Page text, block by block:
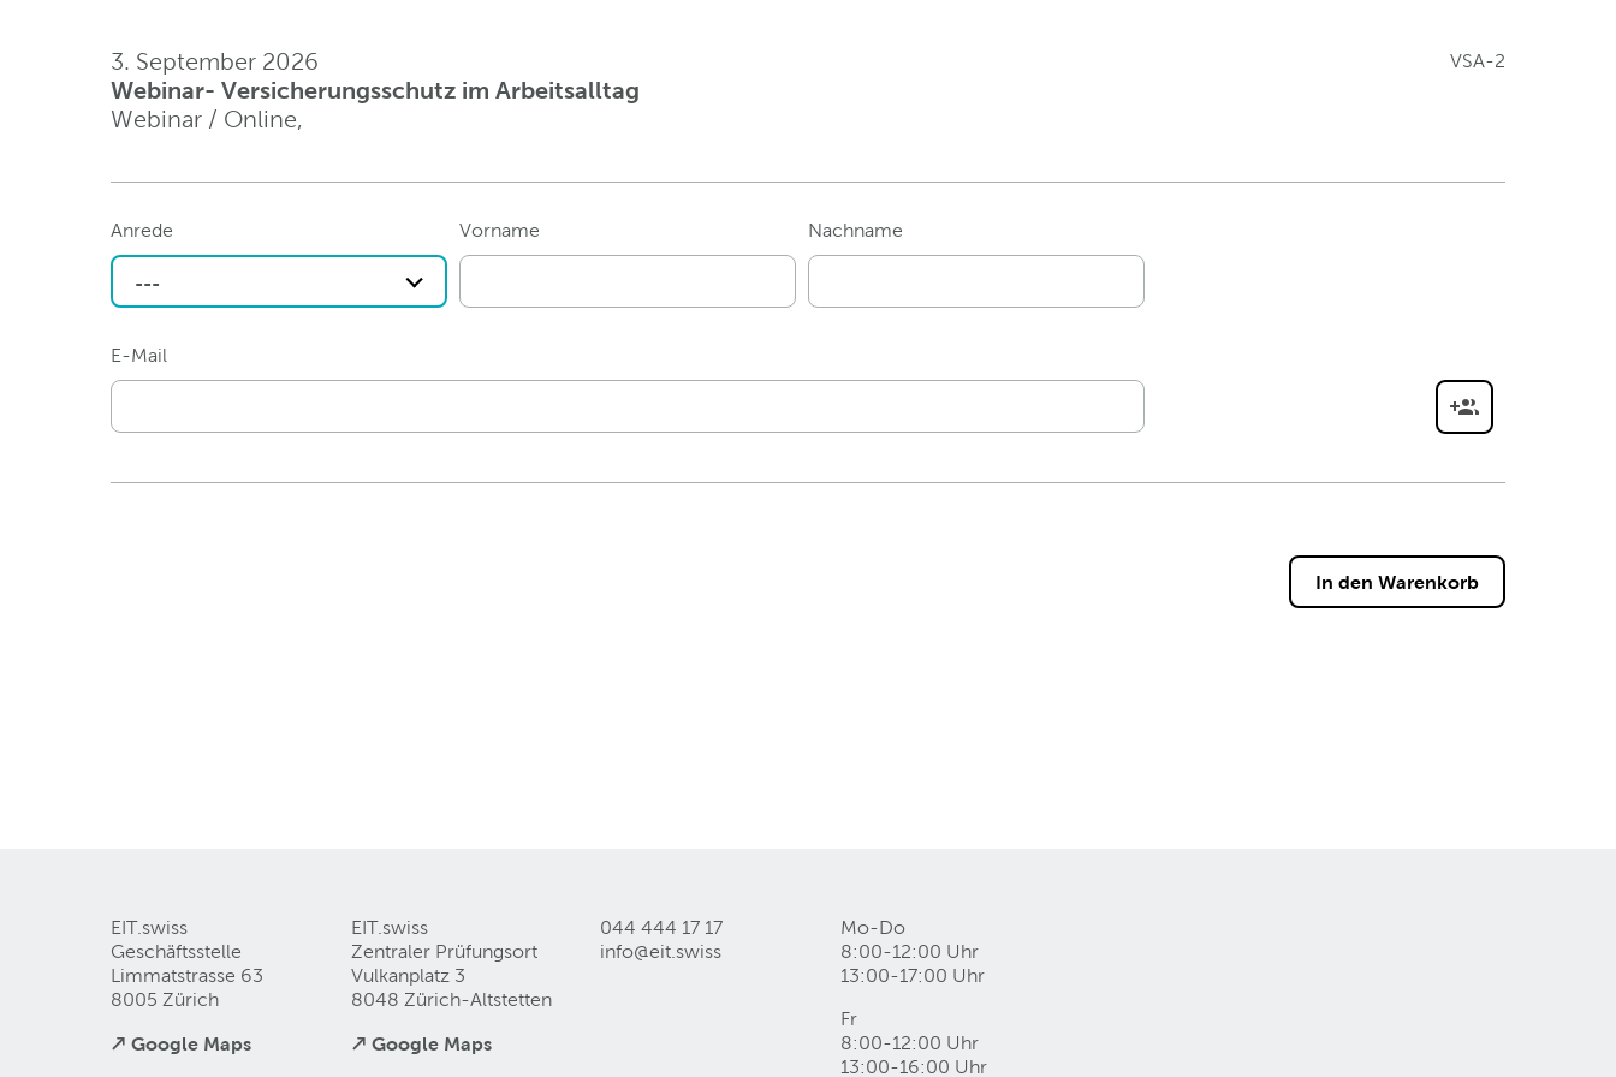
VSA-2
3. September 2026
Webinar- Versicherungsschutz im Arbeitsalltag
Webinar / Online,
Anrede
---
Vorname Nachname
E-Mail
EIT.swiss
Geschäftsstelle
Limmatstrasse 63
8005 Zürich
↗ Google Maps
EIT.swiss
Zentraler Prüfungsort
Vulkanplatz 3
8048 Zürich-Altstetten
↗ Google Maps
044 444 17 17
info@eit swiss
Mo-Do
8:00-12:00 Uhr
13:00-17:00 Uhr
Fr
8:00-12:00 Uhr
13:00-16:00 Uhr